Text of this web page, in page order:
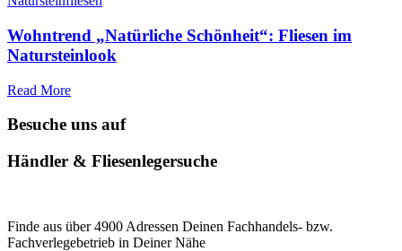
Wohntrend „Natürliche Schönheit“: Fliesen im
Natursteinlook
Read More
Besuche uns auf
Händler & Fliesenlegersuche
Finde aus über 4900 Adressen Deinen Fachhandels- bzw.
Fachverlegebetrieb in Deiner Nähe